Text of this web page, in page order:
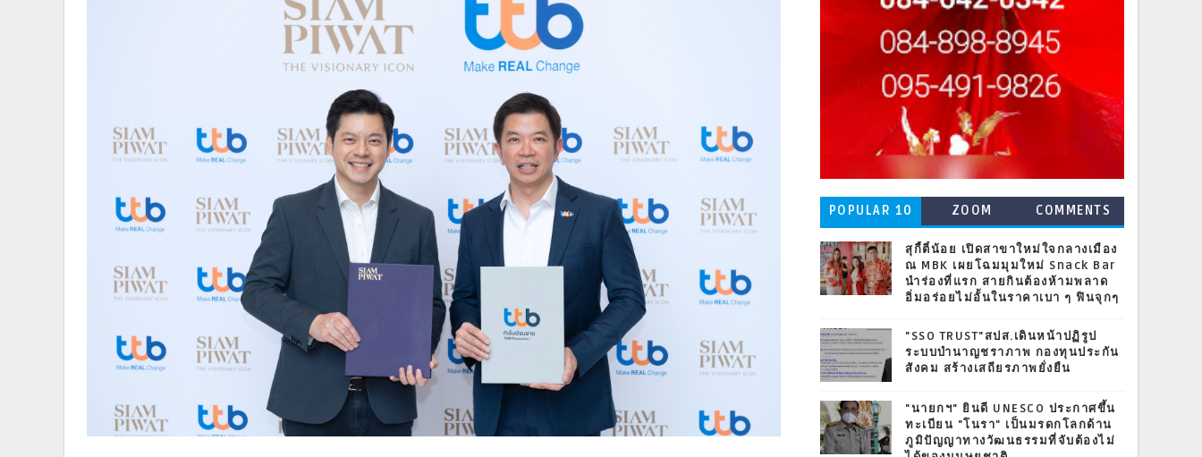
POPULAR 10 ZOOM COMMENTS
สุกี้ตี๋น้อย เปิดสาขาใหม่ใจกลางเมือง
ณ MBK เผยโฉมมุมใหม่ Snack Bar
นำร่องที่แรก สายกินต้องห้ามพลาด
อิ่มอร่อยไม่อั้นในราคาเบา ๆ ฟินจุกๆ
"SSO TRUST"สปส.เดินหน้าปฏิรูป
ระบบบำนาญชราภาพ กองทุนประกัน
สังคม สร้างเสถียรภาพยั่งยืน
"นายกฯ" ยินดี UNESCO ประกาศขึ้น
ทะเบียน "โนรา" เป็นมรดกโลกด้าน
ภูมิปัญญาทางวัฒนธรรมที่จับต้องไม่